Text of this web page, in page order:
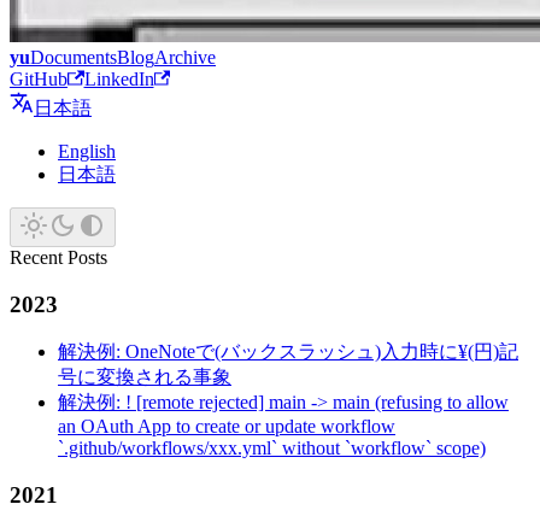
yuDocumentsBlogArchive
GitHub
LinkedIn
日本語
English
日本語
Recent Posts
2023
解決例: OneNoteで(バックスラッシュ)入力時に¥(円)記
号に変換される事象
解決例: ! [remote rejected] main -> main (refusing to allow
an OAuth App to create or update workflow
`.github/workflows/xxx.yml` without `workflow` scope)
2021